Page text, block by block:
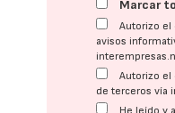
Marcar
Autorizo
avisos
Autorizo el
de terceros vía